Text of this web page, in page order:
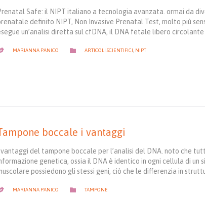
Safe: il NIPT italiano a tecnologia avanzata. ormai da
definito NIPT, Non Invasive Prenatal Test, molto più
un’analisi diretta sul cfDNA, il DNA fetale libero
MARIANNA PANICO  CATEGORY
ARTICOLI SCIENTIFICI NIPT
boccale i vantaggi
del tampone boccale per l’analisi del DNA. noto che
genetica, ossia il DNA è identico in ogni cellula di un
possiedono gli stessi geni, ciò che le differenzia in
MARIANNA PANICO  CATEGORY
TAMPONE